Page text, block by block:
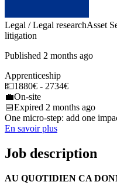
Legal / Legal researchAsset
litigation
Published 2 months ago
Apprenticeship
💵1880€ - 2734€
💼On-site
📅Expired 2 months ago
One micro-step: add one
En savoir plus
Job description
AU QUOTIDIEN CA